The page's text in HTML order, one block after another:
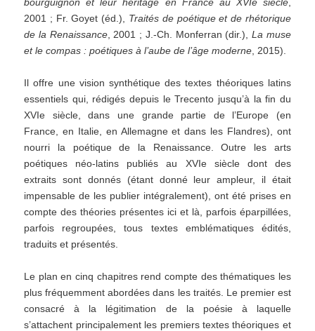
2001 ; Fr. Goyet (éd.), Traités de poétique et de rhétorique
de la Renaissance, 2001 ; J.-Ch. Monferran (dir.),La muse
et lecompas : poétiques à l’aube de l’âge moderne , 2015).
Il offre une vision synthétique des textes théoriques latins
essentiels qui, rédigés depuis le Trecento jusqu’à la fin du
XVIe siècle, dans une grande partie de l’Europe (en
France, en Italie, en Allemagne et dans les Flandres), ont
nourri la poétique de la Renaissance. Outre les arts
poétiques néo-latins publiés au XVIe siècle dont des
extraits sont donnés (étant donné leur ampleur, il était
impensable de les publier intégralement), ont été prises en
compte des théories présentes ici et là, parfois éparpillées,
parfois regroupées, tous textes emblématiques édités,
traduits et présentés.
Le plan en cinq chapitres rend compte des thématiques les
plus fréquemment abordées dans les traités. Le premier est
consacré à la légitimation de la poésie à laquelle
s’attachent principalement les premiers textes théoriques et